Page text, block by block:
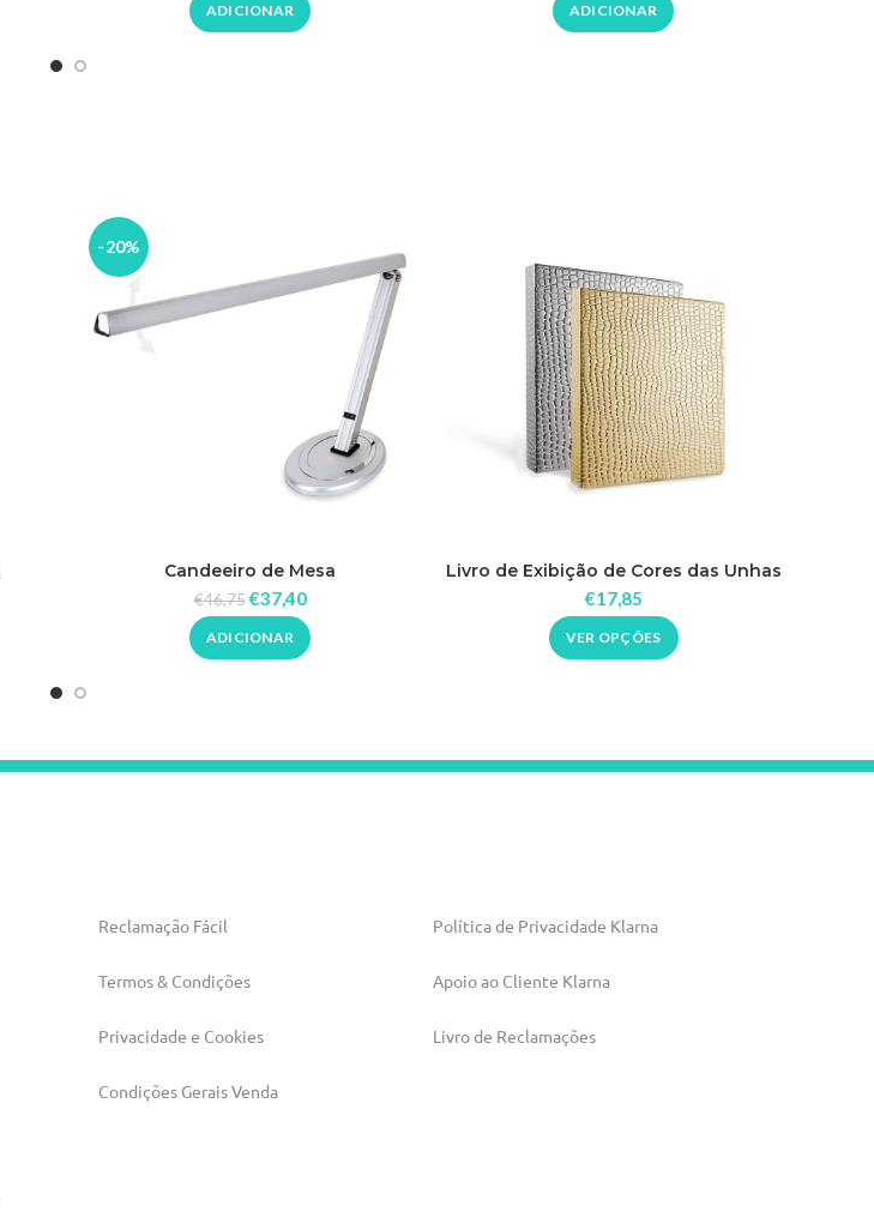
ADICIONAR ADICIONAR
-20%
Candeeiro de Mesa
€46,75 €37,40
ADICIONAR
Livro de Exibição de Cores das Unhas
€17,85
VER OPÇÕES
Reclamação Fácil
Termos & Condições
Privacidade e Cookies
Condições Gerais Venda
Política de Privacidade Klarna
Apoio ao Cliente Klarna
Livro de Reclamações